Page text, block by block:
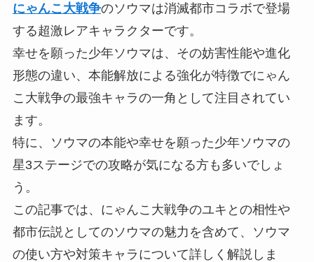
にゃんこ大戦争のソウマは消滅都市コラボで登場
する超激レアキャラクターです。
幸せを願った少年ソウマは、その妨害性能や進化
形態の違い、本能解放による強化が特徴でにゃん
こ大戦争の最強キャラの一角として注目されてい
ます。
特に、ソウマの本能や幸せを願った少年ソウマの
星3ステージでの攻略が気になる方も多いでしょ
う。
この記事では、にゃんこ大戦争のユキとの相性や
都市伝説としてのソウマの魅力を含めて、ソウマ
の使い方や対策キャラについて詳しく解説しま